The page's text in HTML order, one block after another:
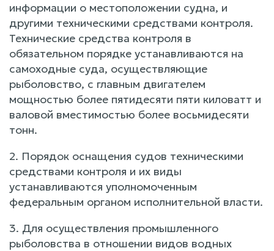
информации о местоположении судна, и
другими техническими средствами контроля.
Технические средства контроля в
обязательном порядке устанавливаются на
самоходные суда, осуществляющие
рыболовство, с главным двигателем
мощностью более пятидесяти пяти киловатт и
валовой вместимостью более восьмидесяти
тонн.
2. Порядок оснащения судов техническими
средствами контроля и их виды
устанавливаются уполномоченным
федеральным органом исполнительной власти.
3. Для осуществления промышленного
рыболовства в отношении видов водных